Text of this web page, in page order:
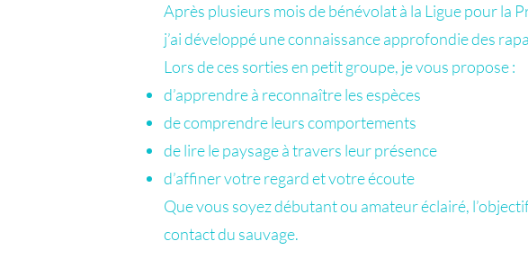
Après plusieurs mois de bénévolat à la Ligue pour la
j’ai développé une connaissance approfondie des
Lors de ces sorties en petit groupe, je vous propose :
d’apprendre à reconnaître les espèces
de comprendre leurs comportements
de lire le paysage à travers leur présence
d’affiner votre regard et votre écoute
Que vous soyez débutant ou amateur éclairé,
contact du sauvage.